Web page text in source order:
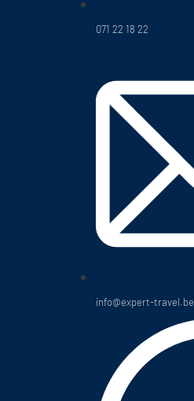
071 22 18 22
info@expert-travel.be